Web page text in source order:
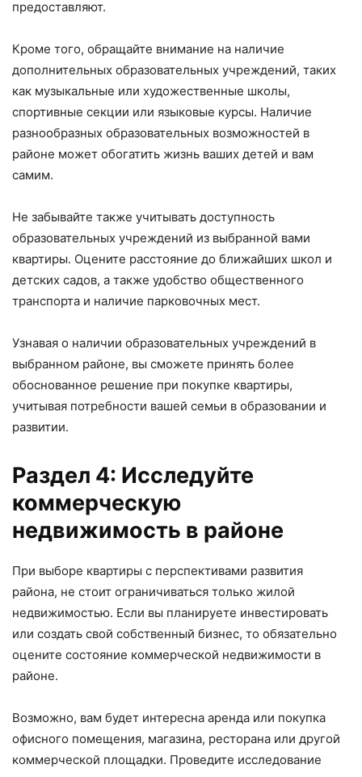
предоставляют.
Кроме того, обращайте внимание на наличие
дополнительных образовательных учреждений, таких
как музыкальные или художественные школы,
спортивные секции или языковые курсы. Наличие
разнообразных образовательных возможностей в
районе может обогатить жизнь ваших детей и вам
самим.
Не забывайте также учитывать доступность
образовательных учреждений из выбранной вами
квартиры. Оцените расстояние до ближайших школ и
детских садов, а также удобство общественного
транспорта и наличие парковочных мест.
Узнавая о наличии образовательных учреждений в
выбранном районе, вы сможете принять более
обоснованное решение при покупке квартиры,
учитывая потребности вашей семьи в образовании и
развитии.
Раздел 4: Исследуйте
коммерческую
недвижимость в районе
При выборе квартиры с перспективами развития
района, не стоит ограничиваться только жилой
недвижимостью. Если вы планируете инвестировать
или создать свой собственный бизнес, то обязательно
оцените состояние коммерческой недвижимости в
районе.
Возможно, вам будет интересна аренда или покупка
офисного помещения, магазина, ресторана или другой
коммерческой площадки. Проведите исследование